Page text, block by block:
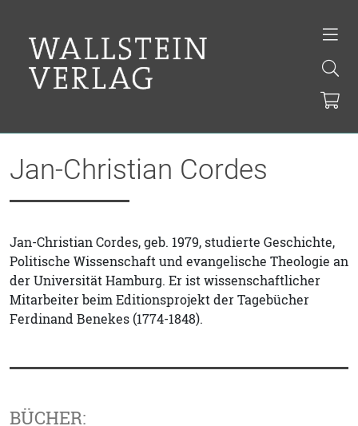
Jan-Christian Cordes
Jan-Christian Cordes, geb. 1979, studierte Geschichte,
Politische Wissenschaft und evangelische Theologie an
der Universität Hamburg. Er ist wissenschaftlicher
Mitarbeiter beim Editionsprojekt der Tagebücher
Ferdinand Benekes (1774-1848).
BÜCHER: